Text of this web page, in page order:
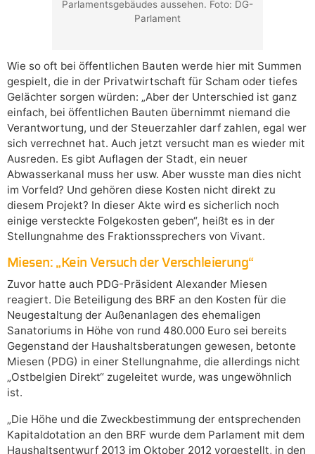
Parlamentsgebäudes aussehen. Foto: DG-
Parlament
Wie so oft bei öffentlichen Bauten werde hier mit Summen
gespielt, die in der Privatwirtschaft für Scham oder tiefes
Gelächter sorgen würden: „Aber der Unterschied ist ganz
einfach, bei öffentlichen Bauten übernimmt niemand die
Verantwortung, und der Steuerzahler darf zahlen, egal wer
sich verrechnet hat. Auch jetzt versucht man es wieder mit
Ausreden. Es gibt Auflagen der Stadt, ein neuer
Abwasserkanal muss her usw. Aber wusste man dies nicht
im Vorfeld? Und gehören diese Kosten nicht direkt zu
diesem Projekt? In dieser Akte wird es sicherlich noch
einige versteckte Folgekosten geben“, heißt es in der
Stellungnahme des Fraktionssprechers von Vivant.
Miesen: „Kein Versuch der Verschleierung“
Zuvor hatte auch PDG-Präsident Alexander Miesen
reagiert. Die Beteiligung des BRF an den Kosten für die
Neugestaltung der Außenanlagen des ehemaligen
Sanatoriums in Höhe von rund 480.000 Euro sei bereits
Gegenstand der Haushaltsberatungen gewesen, betonte
Miesen (PDG) in einer Stellungnahme, die allerdings nicht
„Ostbelgien Direkt“ zugeleitet wurde, was ungewöhnlich
ist.
„Die Höhe und die Zweckbestimmung der entsprechenden
Kapitaldotation an den BRF wurde dem Parlament mit dem
Haushaltsentwurf 2013 im Oktober 2012 vorgestellt, in den